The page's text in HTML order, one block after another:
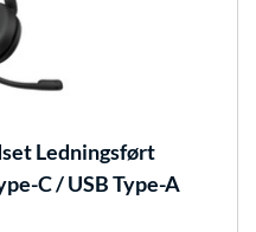
Ledningsført
C / USB Type-A